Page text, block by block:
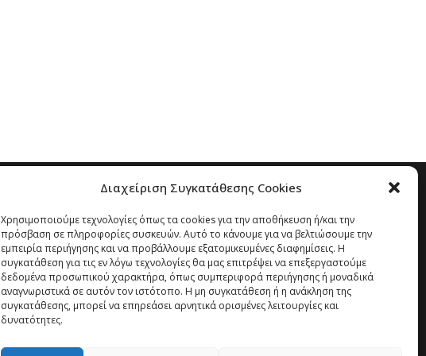
Διαχείριση Συγκατάθεσης Cookies
Χρησιμοποιούμε τεχνολογίες όπως τα cookies για την αποθήκευση ή/και την
πρόσβαση σε πληροφορίες συσκευών. Αυτό το κάνουμε για να βελτιώσουμε την
εμπειρία περιήγησης και να προβάλλουμε εξατομικευμένες διαφημίσεις. Η
συγκατάθεση για τις εν λόγω τεχνολογίες θα μας επιτρέψει να επεξεργαστούμε
δεδομένα προσωπικού χαρακτήρα, όπως συμπεριφορά περιήγησης ή μοναδικά
αναγνωριστικά σε αυτόν τον ιστότοπο. Η μη συγκατάθεση ή η ανάκληση της
συγκατάθεσης, μπορεί να επηρεάσει αρνητικά ορισμένες λειτουργίες και
δυνατότητες.